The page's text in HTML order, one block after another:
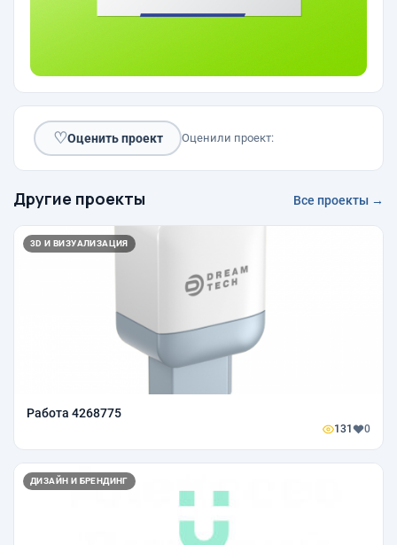
♡Оценить проект Оценили проект:
Другие проекты Все проекты →
3D И ВИЗУАЛИЗАЦИЯ
Работа 4268775
131 0
ДИЗАЙН И БРЕНДИНГ